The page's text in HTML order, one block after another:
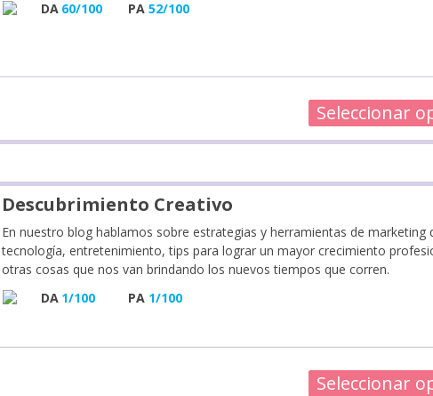
DA 60/100 PA 52/100
Seleccionar
Descubrimiento Creativo
En nuestro blog hablamos sobre estrategias y herramientas de marketing
tecnología, entretenimiento, tips para lograr un mayor crecimiento
otras cosas que nos van brindando los nuevos tiempos que corren.
DA 1/100 PA 1/100
Seleccionar